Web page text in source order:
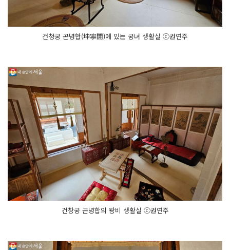
건청궁 곤녕합(坤寧閤)에 있는 궁녀 생활실 ⓒ권연주
건창궁 곤녕합의 왕비 생활실 ⓒ권연주